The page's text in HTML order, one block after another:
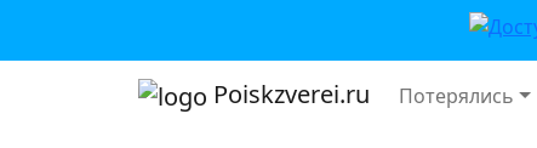
Poiskzverei.ru Потерялись